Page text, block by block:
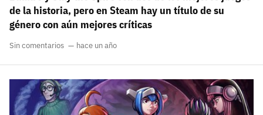
de la historia, pero en Steam hay un título de su
género con aún mejores críticas
Sin comentarios hace un año